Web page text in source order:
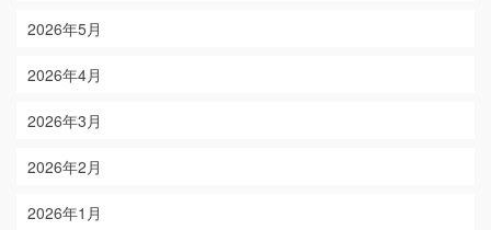
2026年5月
2026年4月
2026年3月
2026年2月
2026年1月